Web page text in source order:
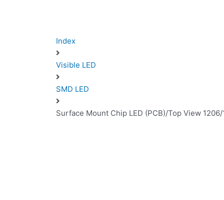
Index
Visible LED
SMD LED
Surface Mount Chip LED (PCB)/Top View 1206/